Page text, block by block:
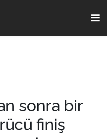
sonra bir
finiş